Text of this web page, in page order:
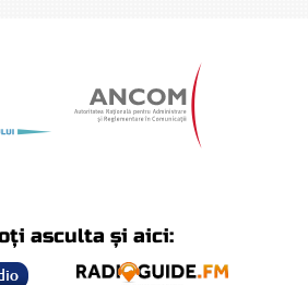
asculta și aici: